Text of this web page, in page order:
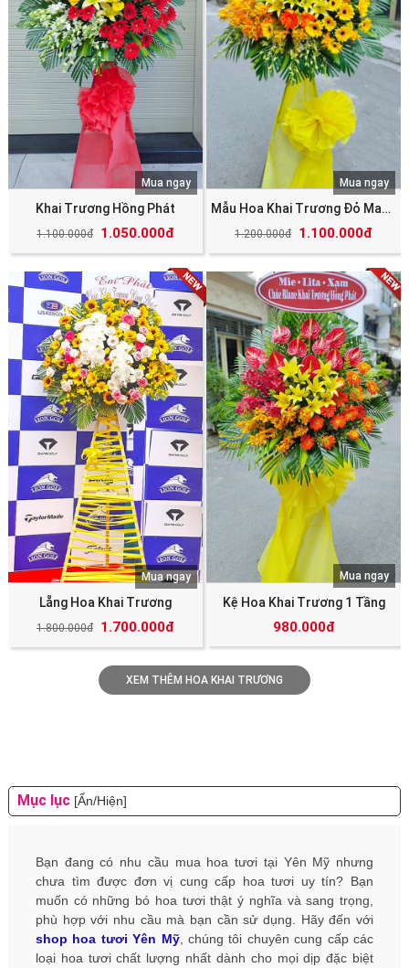
Khai Trương Hồng Phát
1.100.000đ 1.050.000đ
Mua ngay
Mẫu Hoa Khai Trương Đỏ May Mắn Tài Lộc
1.200.000đ 1.100.000đ
Mua ngay
Lẵng Hoa Khai Trương
1.800.000đ 1.700.000đ
Mua ngay
Kệ Hoa Khai Trương 1 Tầng
980.000đ
Mua ngay
XEM THÊM HOA KHAI TRƯƠNG
Mục lục [Ẩn/Hiện]
Bạn đang có nhu cầu mua hoa tươi tại Yên Mỹ nhưng
chưa tìm được đơn vị cung cấp hoa tươi uy tín? Bạn
muốn có những bó hoa tươi thật ý nghĩa và sang trọng,
phù hợp với nhu cầu mà bạn cần sử dụng. Hãy đến với
shop hoa tươi Yên Mỹ, chúng tôi chuyên cung cấp các
loại hoa tươi chất lượng nhất dành cho mọi dịp đặc biệt